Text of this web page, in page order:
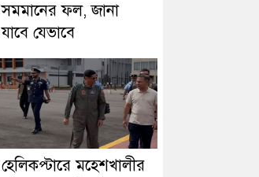
সমমানের ফল, জানা
যাবে যেভাবে
হেলিকপ্টারে মহেশখালীর